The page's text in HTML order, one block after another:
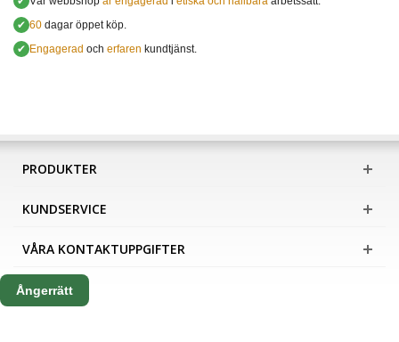
✔ 60 dagar öppet köp.
✔ Engagerad och erfaren kundtjänst.
PRODUKTER
KUNDSERVICE
VÅRA KONTAKTUPPGIFTER
Ångerrätt